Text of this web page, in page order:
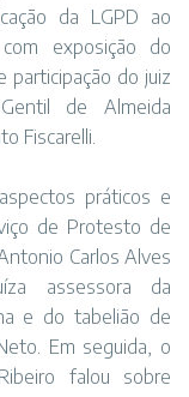
da LGPD ao
exposição do
participação do juiz
de Almeida
Fiscarelli.
práticos e
de Protesto de
Carlos Alves
assessora da
e do tabelião de
Em seguida, o
falou sobre